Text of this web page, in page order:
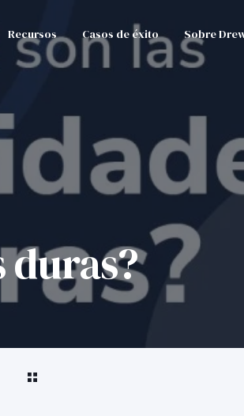
Recursos Casos de éxito Sobre
duras?